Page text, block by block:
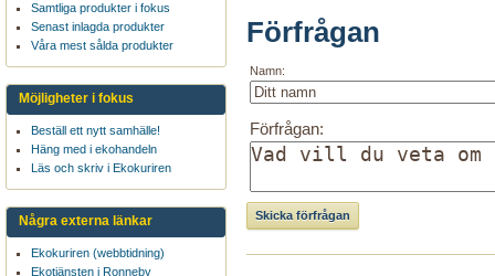
Förfrågan
Namn:
Förfrågan:
Samtliga produkter i fokus
Senast inlagda produkter
Våra mest sålda produkter
Möjligheter i fokus
Beställ ett nytt samhälle!
Häng med i ekohandeln
Läs och skriv i Ekokuriren
Några externa länkar
Ekokuriren (webbtidning)
Ekotjänsten i Ronneby